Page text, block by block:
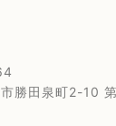
泉町2-10 第